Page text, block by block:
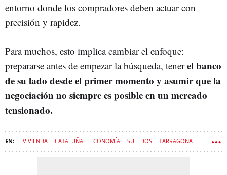
entorno donde los compradores deben actuar con
precisión y rapidez.
Para muchos, esto implica cambiar el enfoque:
prepararse antes de empezar la búsqueda, tenerel banco
de su lado desde el primer momento y asumir que la
negociación no siempre es posible en un mercado
tensionado.
VIVIENDA CATALUÑA ECONOMÍA SUELDOS TARRAGONA